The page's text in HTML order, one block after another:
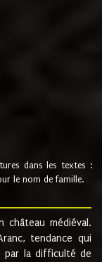
dans les textes :
le nom de famille.
médiéval.
tendance qui
par la difficulté de